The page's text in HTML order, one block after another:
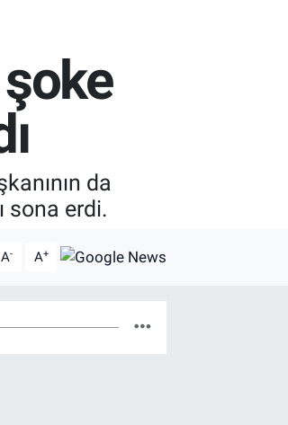
da
sona erdi.
A- A+